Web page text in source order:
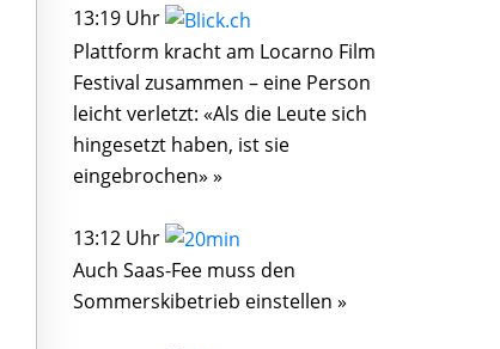
13:19 Uhr
Plattform kracht am Locarno Film
Festival zusammen – eine Person
leicht verletzt: «Als die Leute sich
hingesetzt haben, ist sie
eingebrochen» »
13:12 Uhr
Auch Saas-Fee muss den
Sommerskibetrieb einstellen »